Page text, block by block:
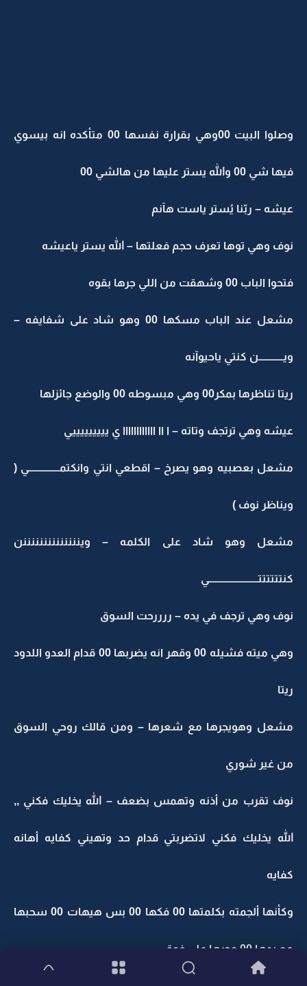
وصلوا البيت 00وهي بقرارة نفسها 00 متأكده انه بيسوي
فيها شي 00 والله يستر عليها من هالشي 00
عيشه – ربّنا يُستر ياست هآنم
نوف وهي توها تعرف حجم فعلتها – الله يستر ياعيشه
فتحوا الباب 00 وشهقت من اللي جرها بقوه
مشعل عند الباب مسكها 00 وهو شاد على شفايفه –
ويــــــــــــن كنتي ياحيوآنه
ريتا تناظرها بمكر00 وهي مبسوطه 00 والوضع جائزلها
عيشه وهي ترتجف وتاته – ا اا اااااااااااا ي يييييييييي
مشعل بعصبيه وهو يصرخ – اقطعي انتي وانكتمـــــــــــــــي (
ويناظر نوف )
مشعل وهو شاد على الكلمه – ويننننننننننننننن
كنتتتتتتــــــــــــــــــــــــي
نوف وهي ترجف في يده – ررررحت السوق
وهي ميته فشيله 00 وقهر انه يضربها 00 قدام العدو اللدود
ريتا
مشعل وهويجرها مع شعرها – ومن قالك روحي السوق
من غير شوري
نوف تقرب من أذنه وتهمس بضعف – الله يخليك فكني ,,
الله يخليك فكني لاتضربتي قدام حد وتهيني كفايه أهانه
كفايه
وكأنها ألجمته بكلمتها 00 فكها 00 بس هيهات 00 سحبها
مع يدها 00 وجرها على فوق ...